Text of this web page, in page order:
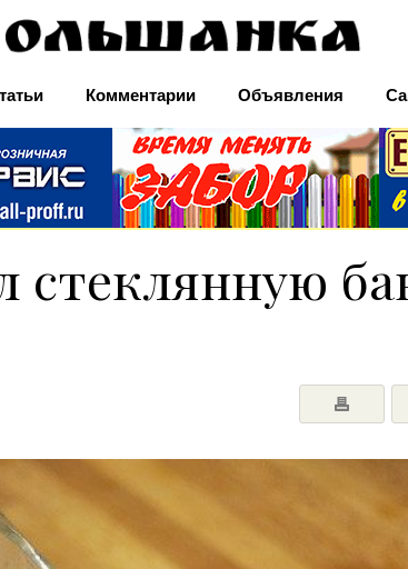
Комментарии Объявления
стеклянную